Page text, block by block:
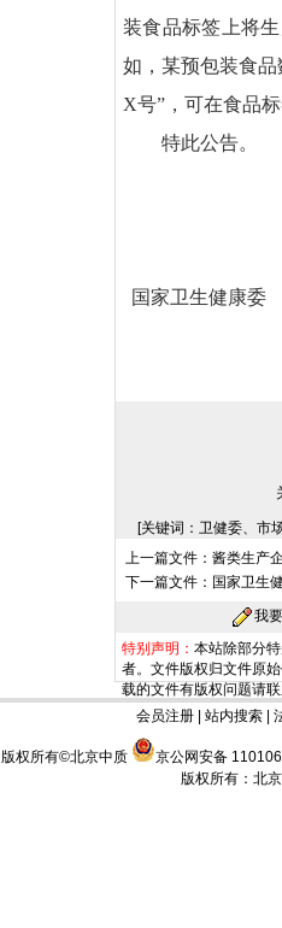
装食品标签上将
如，某预包装食
X号”，可在食品
特此公告。
国
[关键词：卫健委、市
上一篇文件： 酱类生产
下一篇文件： 国家卫生
我
特别声明： 本站除部分
者。文件版权归文件原
载的文件有版权问题请
会员注册| 站内搜索|
版权所有©北京中质
京公网安备
版权所有： 北